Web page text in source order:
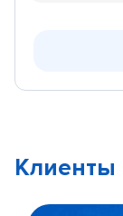
Клиенты